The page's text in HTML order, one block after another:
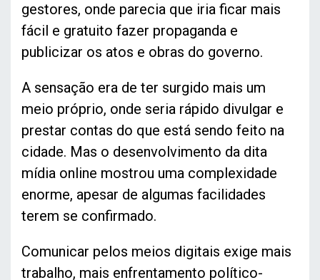
gestores, onde parecia que iria ficar mais
fácil e gratuito fazer propaganda e
publicizar os atos e obras do governo.
A sensação era de ter surgido mais um
meio próprio, onde seria rápido divulgar e
prestar contas do que está sendo feito na
cidade. Mas o desenvolvimento da dita
mídia online mostrou uma complexidade
enorme, apesar de algumas facilidades
terem se confirmado.
Comunicar pelos meios digitais exige mais
trabalho, mais enfrentamento político-